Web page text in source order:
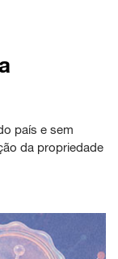
país e sem
da propriedade